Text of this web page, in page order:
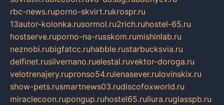
rbc-news.ruporno-skvirt.rukrospr.ru
13autor-kolonka.rusormol.ru2rich.ruhostel-65.ru
hostserve.ruporno-na-russkom.rumishinlab.ru
neznobi.rubigfatcc.ruhabble.rustarbucksvia.ru
delfinet.rusilvernano.ruelestal.ruvektor-doroga.ru
velotrenajery.rupronso54.rulenasever.rulovinskix.ru
show-pets.rusmartnews03.rudiscofoxworld.ru
miraclecoon.rupongup.ruhostel65.ruliura.ruglasspb.ru